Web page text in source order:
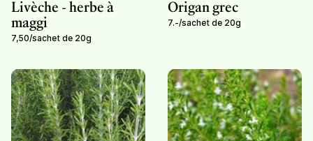
Livèche - herbe à
maggi
sachet de 20g
/
7,50
Origan grec
sachet de 20g
/
7.-